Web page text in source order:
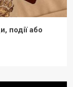
події або